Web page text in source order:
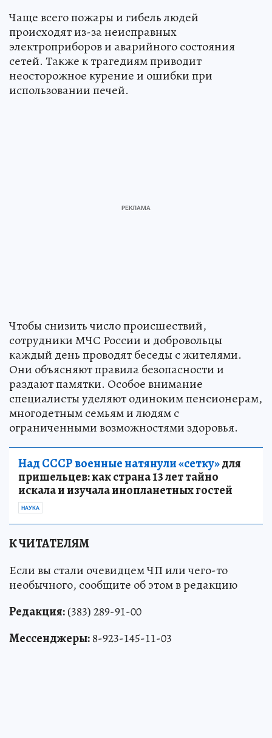
Чаще всего пожары и гибель людей
происходят из-за неисправных
электроприборов и аварийного состояния
сетей. Также к трагедиям приводит
неосторожное курение и ошибки при
использовании печей.
Чтобы снизить число происшествий,
сотрудники МЧС России и добровольцы
каждый день проводят беседы с жителями.
Они объясняют правила безопасности и
раздают памятки. Особое внимание
специалисты уделяют одиноким пенсионерам,
многодетным семьям и людям с
ограниченными возможностями здоровья.
Над СССР военные натянули «сетку»для
пришельцев: как страна 13 лет тайно
искала и изучала инопланетных гостей
НАУКА
К ЧИТАТЕЛЯМ
Если вы стали очевидцем ЧП или чего-то
необычного, сообщите об этом в редакцию
Редакция:(383) 289-91-00
Мессенджеры:8-923-145-11-03